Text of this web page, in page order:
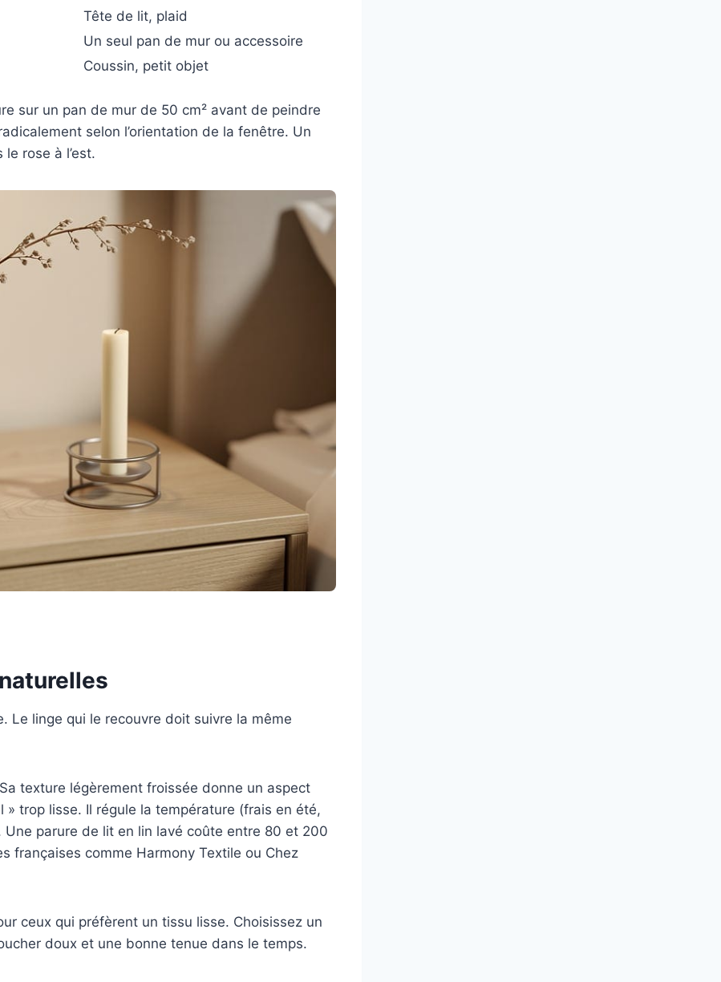
Tête de lit, plaid
Un seul pan de mur ou accessoire
Coussin, petit objet
sur un pan de mur de 50 cm² avant de peindre
selon l’orientation de la fenêtre. Un
rose à l’est.
Le linge qui le recouvre doit suivre la même
texture légèrement froissée donne un aspect
trop lisse. Il régule la température (frais en été,
Une parure de lit en lin lavé coûte entre 80 et 200
françaises comme Harmony Textile ou Chez
ceux qui préfèrent un tissu lisse. Choisissez un
doux et une bonne tenue dans le temps.